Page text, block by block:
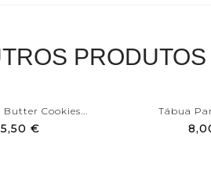
Butter Cookies...
5,50 €
Tábua